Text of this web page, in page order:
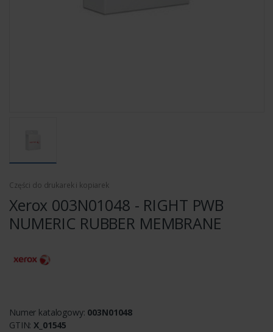
Części do drukarek i kopiarek
Xerox 003N01048 - RIGHT PWB
NUMERIC RUBBER MEMBRANE
Numer katalogowy: 003N01048
GTIN:X_01545